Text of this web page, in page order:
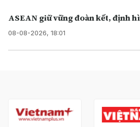
ASEAN giữ vững đoàn kết, định
08-08-2026, 18:01